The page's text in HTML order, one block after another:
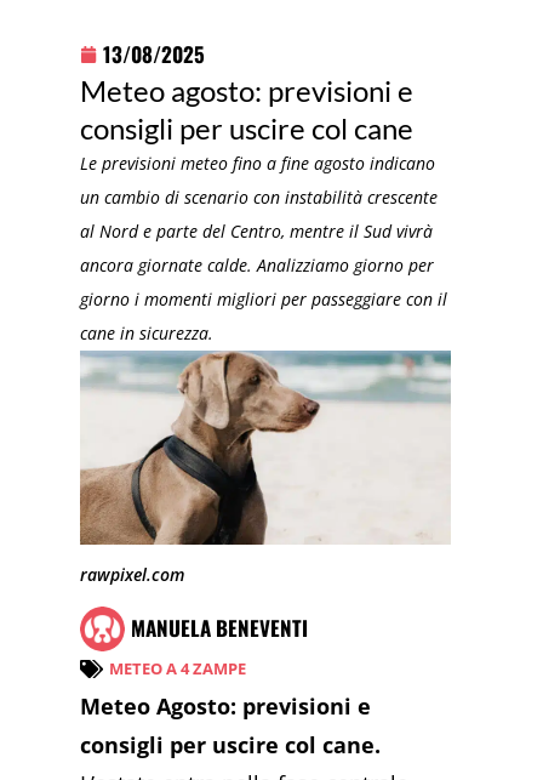
13/08/2025
Meteo agosto: previsioni e
consigli per uscire col cane
Le previsioni meteo fino a fine agosto indicano
un cambio di scenario con instabilità crescente
al Nord e parte del Centro, mentre il Sud vivrà
ancora giornate calde. Analizziamo giorno per
giorno i momenti migliori per passeggiare con il
cane in sicurezza.
rawpixel.com
MANUELA BENEVENTI
METEO A 4 ZAMPE
Meteo Agosto: previsioni e
consigli per uscire col cane.